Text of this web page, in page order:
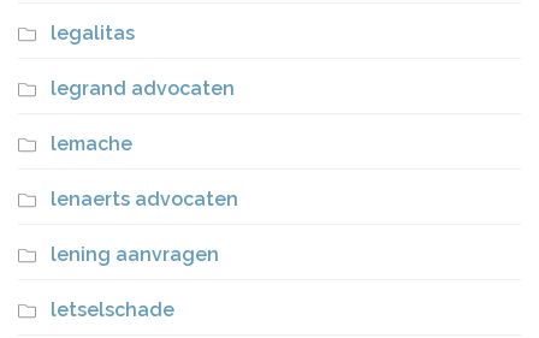
legalitas
legrand advocaten
lemache
lenaerts advocaten
lening aanvragen
letselschade